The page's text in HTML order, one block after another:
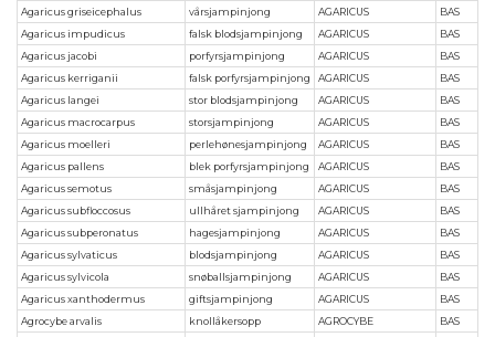
Agaricus griseicephalus
vårsjampinjong AGARICUS
BAS
Agaricus impudicus
falsk blodsjampinjong AGARICUS
BAS
Agaricus jacobi
porfyrsjampinjong AGARICUS
BAS
Agaricus kerriganii
falsk porfyrsjampinjong AGARICUS
BAS
Agaricus langei
stor blodsjampinjong AGARICUS
BAS
Agaricus macrocarpus
storsjampinjong AGARICUS
BAS
Agaricus moelleri
perlehønesjampinjong AGARICUS
BAS
Agaricus pallens
blek porfyrsjampinjong AGARICUS
BAS
Agaricus semotus
småsjampinjong AGARICUS
BAS
Agaricus subfloccosus
ullhåret sjampinjong AGARICUS
BAS
Agaricus subperonatus
hagesjampinjong AGARICUS
BAS
Agaricus sylvaticus
blodsjampinjong AGARICUS
BAS
Agaricus sylvicola
snøballsjampinjong AGARICUS
BAS
Agaricus xanthodermus
giftsjampinjong AGARICUS
BAS
Agrocybe arvalis
knollåkersopp AGROCYBE
BAS